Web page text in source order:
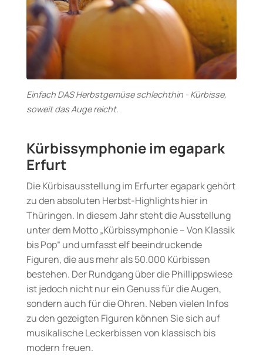
Einfach DAS Herbstgemüse schlechthin - Kürbisse,
soweit das Auge reicht.
Kürbissymphonie im egapark
Erfurt
Die Kürbisausstellung im Erfurter egapark gehört
zu den absoluten Herbst-Highlights hier in
Thüringen. In diesem Jahr steht die Ausstellung
unter dem Motto „Kürbissymphonie – Von Klassik
bis Pop“ und umfasst elf beeindruckende
Figuren, die aus mehr als 50.000 Kürbissen
bestehen. Der Rundgang über die Phillippswiese
ist jedoch nicht nur ein Genuss für die Augen,
sondern auch für die Ohren. Neben vielen Infos
zu den gezeigten Figuren können Sie sich auf
musikalische Leckerbissen von klassisch bis
modern freuen.